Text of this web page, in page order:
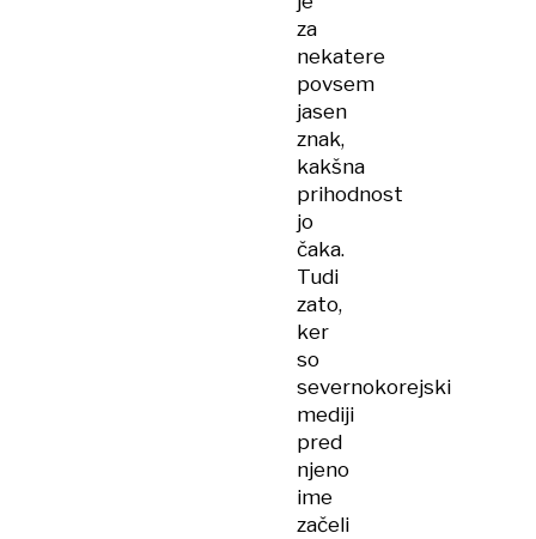
za
nekatere
povsem
jasen
znak,
kakšna
prihodnost
jo
čaka.
Tudi
zato,
ker
so
severnokorejski
mediji
pred
njeno
ime
začeli